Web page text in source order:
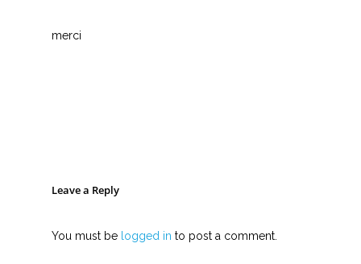
merci
Leave a Reply
You must be logged in to post a comment.